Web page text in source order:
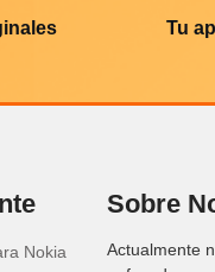
Tu
Nokia
Sobre
Actualmente